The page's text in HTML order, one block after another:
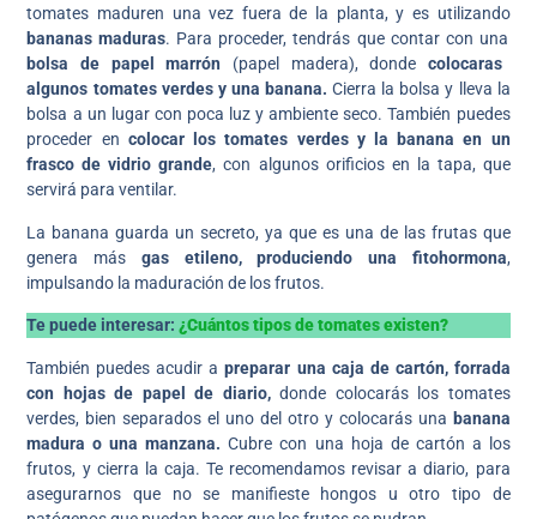
tomates maduren una vez fuera de la planta, y es utilizando
bananas maduras. Para proceder, tendrás que contar con una
bolsa de papel marrón (papel madera), donde colocaras
algunos tomates verdes y una banana.Cierra la bolsa y lleva la
bolsa a un lugar con poca luz y ambiente seco. También puedes
proceder en colocar los tomates verdes y la banana en un
frasco de vidrio grande, con algunos orificios en la tapa, que
servirá para ventilar.
La banana guarda un secreto, ya que es una de las frutas que
genera más gas etileno, produciendo una fitohormona,
impulsando la maduración de los frutos.
Te puede interesar: ¿Cuántos tipos de tomates existen?
También puedes acudir a preparar una caja de cartón, forrada
con hojas de papel de diario,donde colocarás los tomates
verdes, bien separados el uno del otro y colocarás una banana
madura o una manzana. Cubre con una hoja de cartón a los
frutos, y cierra la caja. Te recomendamos revisar a diario, para
asegurarnos que no se manifieste hongos u otro tipo de